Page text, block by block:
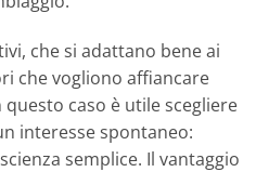
che si adattano bene ai
che vogliono affiancare
caso è utile scegliere
interesse spontaneo:
semplice. Il vantaggio